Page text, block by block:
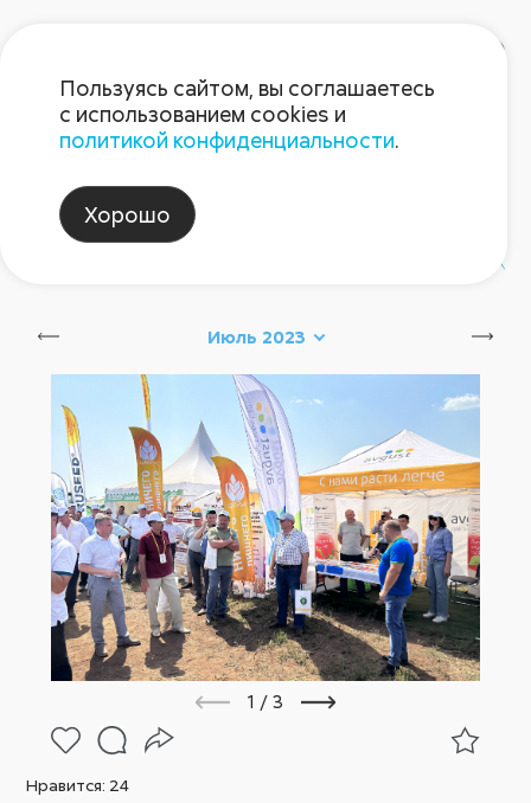
Блог Августа
Июль 2023
1 / 3
Нравится: 24
Пользуясь сайтом, вы соглашаетесь
с использованием cookies и
политикой конфиденциальности.
Хорошо